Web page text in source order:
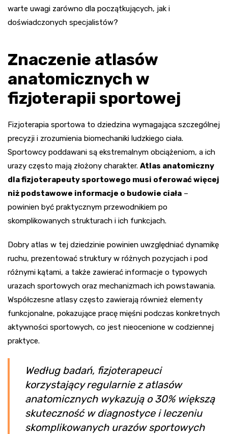
warte uwagi zarówno dla początkujących, jak i
doświadczonych specjalistów?
Znaczenie atlasów
anatomicznych w
fizjoterapii sportowej
Fizjoterapia sportowa to dziedzina wymagająca szczególnej
precyzji i zrozumienia biomechaniki ludzkiego ciała.
Sportowcy poddawani są ekstremalnym obciążeniom, a ich
urazy często mają złożony charakter. Atlas anatomiczny
dla fizjoterapeuty sportowego musi oferować więcej
niż podstawowe informacje o budowie ciała –
powinien być praktycznym przewodnikiem po
skomplikowanych strukturach i ich funkcjach.
Dobry atlas w tej dziedzinie powinien uwzględniać dynamikę
ruchu, prezentować struktury w różnych pozycjach i pod
różnymi kątami, a także zawierać informacje o typowych
urazach sportowych oraz mechanizmach ich powstawania.
Współczesne atlasy często zawierają również elementy
funkcjonalne, pokazujące pracę mięśni podczas konkretnych
aktywności sportowych, co jest nieocenione w codziennej
praktyce.
Według badań, fizjoterapeuci
korzystający regularnie z atlasów
anatomicznych wykazują o 30% większą
skuteczność w diagnostyce i leczeniu
skomplikowanych urazów sportowych